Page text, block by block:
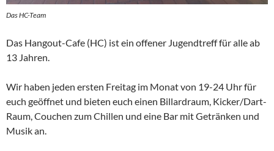
Das HC-Team
Das Hangout-Cafe (HC) ist ein offener Jugendtreff für alle ab
13 Jahren.
Wir haben jeden ersten Freitag im Monat von 19-24 Uhr für
euch geöffnet und bieten euch einen Billardraum, Kicker/Dart-
Raum, Couchen zum Chillen und eine Bar mit Getränken und
Musik an.